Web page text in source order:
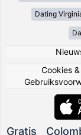
Dating
Cookies &
Gratis